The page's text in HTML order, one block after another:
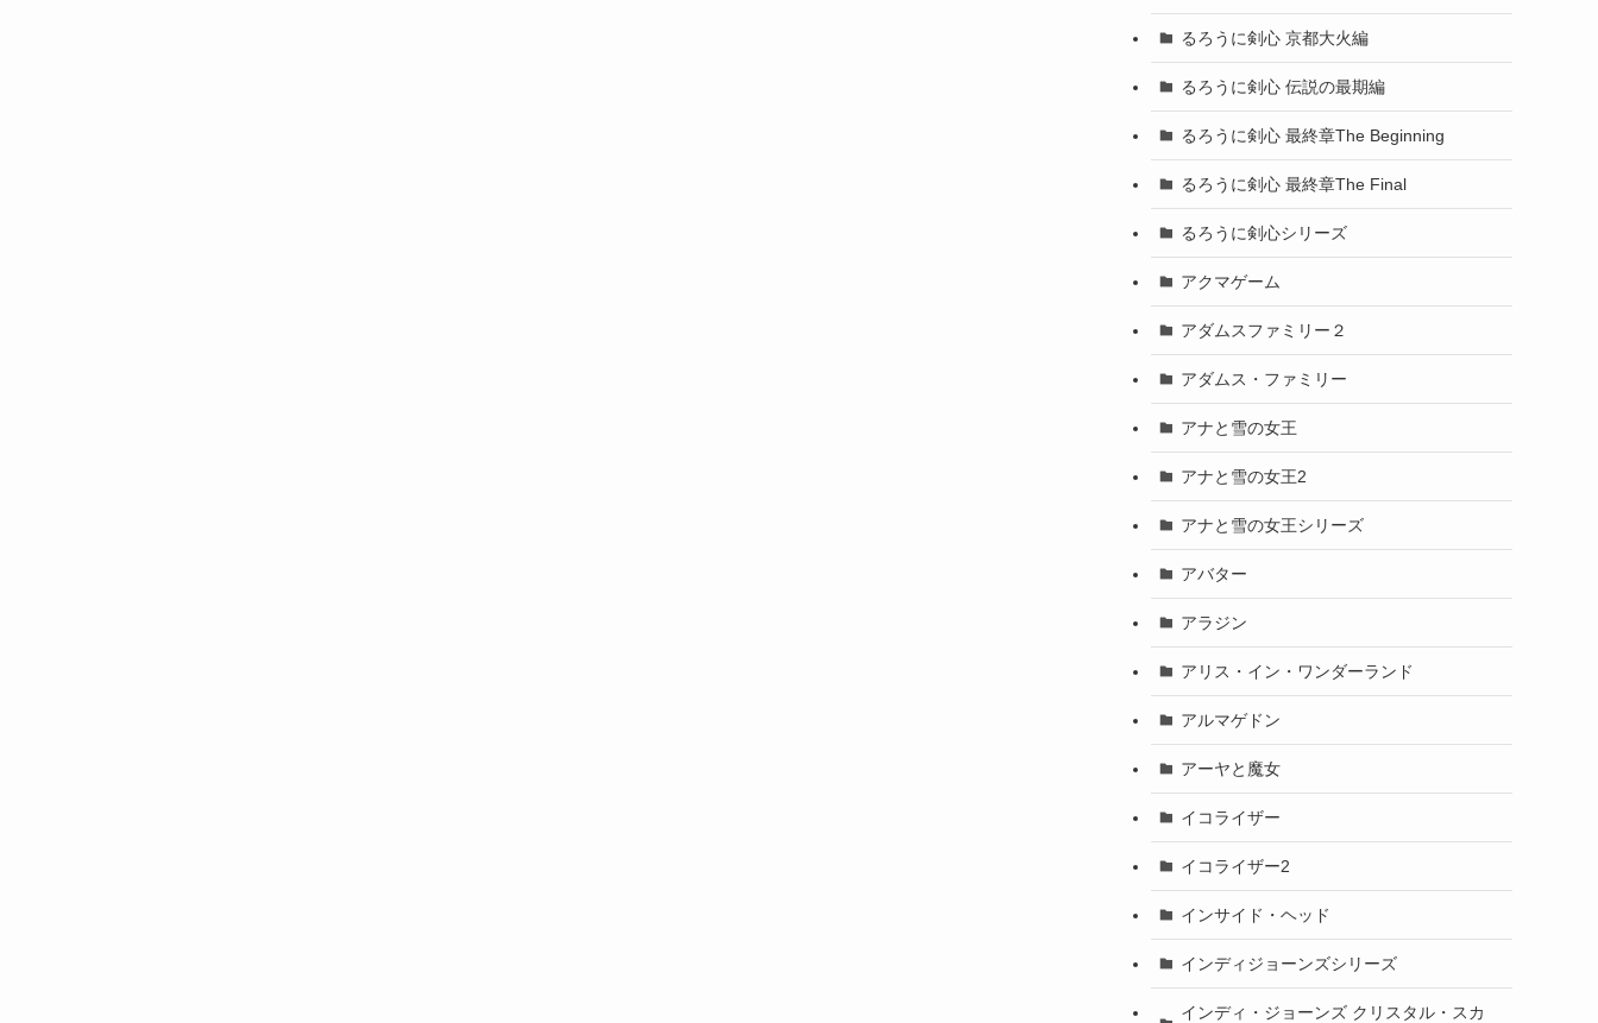
るろうに剣心 京都大火編
るろうに剣心 伝説の最期編
るろうに剣心 最終章The Beginning
るろうに剣心 最終章The Final
るろうに剣心シリーズ
アクマゲーム
アダムスファミリー２
アダムス・ファミリー
アナと雪の女王
アナと雪の女王2
アナと雪の女王シリーズ
アバター
アラジン
アリス・イン・ワンダーランド
アルマゲドン
アーヤと魔女
イコライザー
イコライザー2
インサイド・ヘッド
インディジョーンズシリーズ
インディ・ジョーンズ クリスタル・スカ